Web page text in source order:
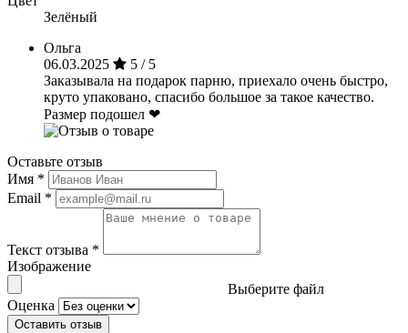
Зелёный
Ольга
06.03.2025
5 / 5
Заказывала на подарок парню, приехало очень быстро,
круто упаковано, спасибо большое за такое качество.
Размер подошел ❤
Оставьте отзыв
Имя *
Email *
Текст отзыва *
Изображение
Выберите файл
Оценка
Оставить отзыв